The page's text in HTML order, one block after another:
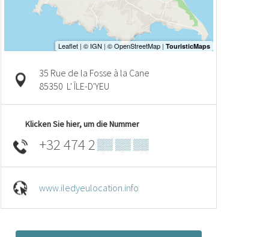
35 Rue de la Fosse à la Cane
85350 L' ÎLE-D'YEU
Klicken Sie hier, um die Nummer
+32 474 2▒▒ ▒▒ ▒▒
www.iledyeulocation.info